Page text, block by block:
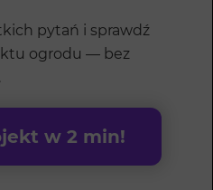
pytań i sprawdź
ogrodu — bez
w 2 min!